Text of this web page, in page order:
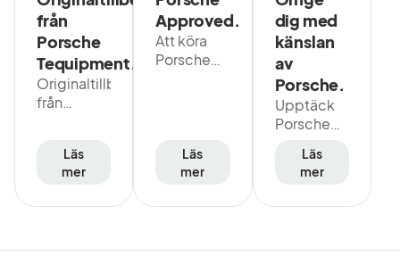
från
Porsche
Tequipment.
Originaltillbehör
från
står för en
sak:
Utvecklade
Läs
mer
Approved.
Att köra
Porsche
stund.
Med
Approved
garanti
Läs
mer
dig med
känslan
av
Porsche.
Upptäck
Porsche
Unika
kläder och
material.
Läs
mer